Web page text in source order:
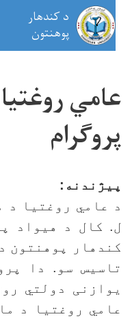
د کندهار
پوهنتون
روغتيا
عامي روغتيا د
کال د هيواد په
پوهنتون د
سو. دا
دولتي
روغتيا د